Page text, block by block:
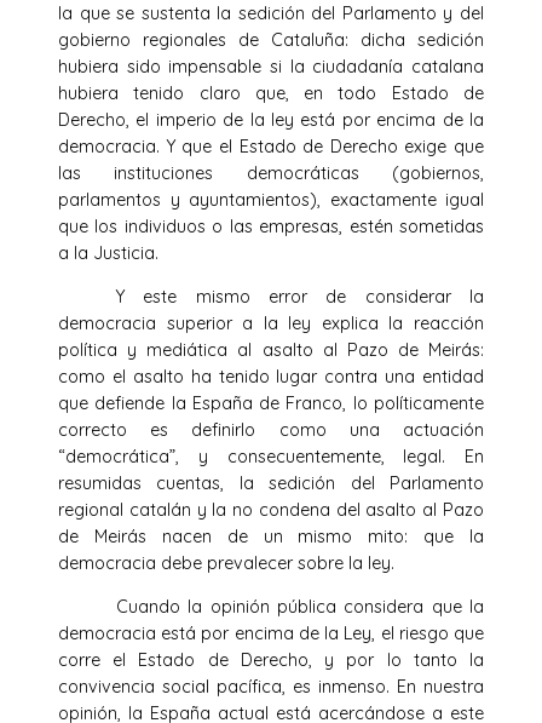
la que se sustenta la sedición del Parlamento y del
gobierno regionales de Cataluña: dicha sedición
hubiera sido impensable si la ciudadanía catalana
hubiera tenido claro que, en todo Estado de
Derecho, el imperio de la ley está por encima de la
democracia. Y que el Estado de Derecho exige que
las instituciones democráticas (gobiernos,
parlamentos y ayuntamientos), exactamente igual
que los individuos o las empresas, estén sometidas
a la Justicia.
Y este mismo error de considerar la
democracia superior a la ley explica la reacción
política y mediática al asalto al Pazo de Meirás:
como el asalto ha tenido lugar contra una entidad
que defiende la España de Franco, lo políticamente
correcto es definirlo como una actuación
“democrática”, y consecuentemente, legal. En
resumidas cuentas, la sedición del Parlamento
regional catalán y la no condena del asalto al Pazo
de Meirás nacen de un mismo mito: que la
democracia debe prevalecer sobre la ley.
Cuando la opinión pública considera que la
democracia está por encima de la Ley, el riesgo que
corre el Estado de Derecho, y por lo tanto la
convivencia social pacífica, es inmenso. En nuestra
opinión, la España actual está acercándose a este